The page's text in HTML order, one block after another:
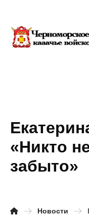
«Никто
забыто»
Новости